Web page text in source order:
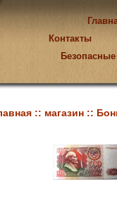
Контакты
:: магазин ::